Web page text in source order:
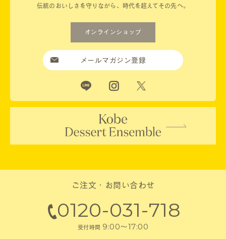
伝統のおいしさを守りながら、時代を超えてその先へ。
オンラインショップ
メールマガジン登録
ご注文・お問い合わせ
0120-031-718
受付時間 9:00～17:00